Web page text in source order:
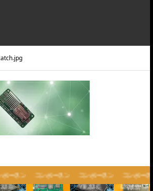
ーネント
信モ
ル
コンポーネント
WannaBee™
多機能開発
ボード
コンポーネント
LoRa通信モ
ジュール
（E220-
コンポーネ
モジュール
(Z240-